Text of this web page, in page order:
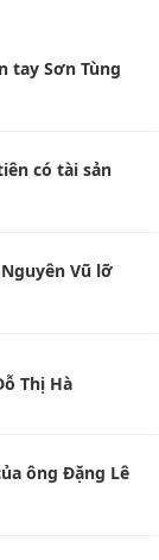
tay Sơn Tùng
có tài sản
Vũ lỡ
Thị Hà
ông Đặng Lê